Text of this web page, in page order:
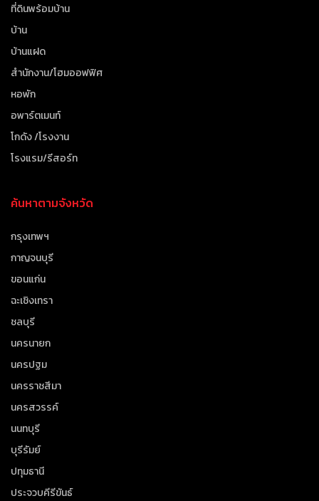
ที่ดินพร้อมบ้าน
บ้าน
บ้านแฝด
สำนักงาน/โฮมออฟฟิศ
หอพัก
อพาร์ตเมนท์
โกดัง /โรงงาน
โรงแรม/รีสอร์ท
ค้นหาตามจังหวัด
กรุงเทพฯ
กาญจนบุรี
ขอนแก่น
ฉะเชิงเทรา
ชลบุรี
นครนายก
นครปฐม
นครราชสีมา
นครสวรรค์
นนทบุรี
บุรีรัมย์
ปทุมธานี
ประจวบคีรีขันธ์